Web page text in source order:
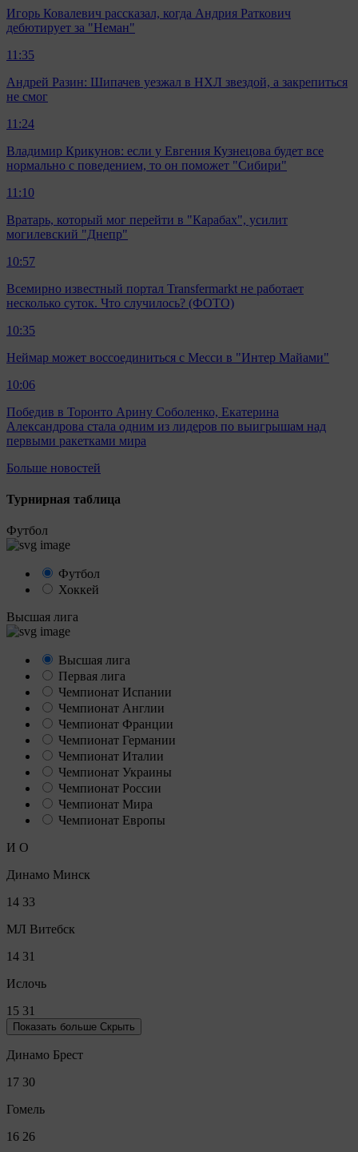
Игорь Ковалевич рассказал, когда Андрия Раткович
дебютирует за "Неман"
11:35
Андрей Разин: Шипачев уезжал в НХЛ звездой, а закрепиться
не смог
11:24
Владимир Крикунов: если у Евгения Кузнецова будет все
нормально с поведением, то он поможет "Сибири"
11:10
Вратарь, который мог перейти в "Карабах", усилит
могилевский "Днепр"
10:57
Всемирно известный портал Transfermarkt не работает
несколько суток. Что случилось? (ФОТО)
10:35
Неймар может воссоединиться с Месси в "Интер Майами"
10:06
Победив в Торонто Арину Соболенко, Екатерина
Александрова стала одним из лидеров по выигрышам над
первыми ракетками мира
Больше новостей
Турнирная таблица
Футбол
Футбол
Хоккей
Высшая лига
Высшая лига
Первая лига
Чемпионат Испании
Чемпионат Англии
Чемпионат Франции
Чемпионат Германии
Чемпионат Италии
Чемпионат Украины
Чемпионат России
Чемпионат Мира
Чемпионат Европы
И О
Динамо Минск
14 33
МЛ Витебск
14 31
Ислочь
15 31
Показать больше Скрыть
Динамо Брест
17 30
Гомель
16 26